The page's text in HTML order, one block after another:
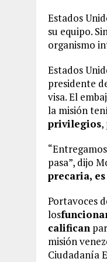
Estados
su equipo.
organismo
Estados
presidente
visa. El
la misión
privilegios,
pasa”, dijo
precaria,
Portavoces
los
califican
misión
Ciudadanía